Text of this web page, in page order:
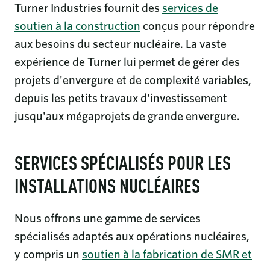
Turner Industries fournit des services de
soutien à la construction conçus pour répondre
aux besoins du secteur nucléaire. La vaste
expérience de Turner lui permet de gérer des
projets d'envergure et de complexité variables,
depuis les petits travaux d'investissement
jusqu'aux mégaprojets de grande envergure.
SERVICES SPÉCIALISÉS POUR LES
INSTALLATIONS NUCLÉAIRES
Nous offrons une gamme de services
spécialisés adaptés aux opérations nucléaires,
y compris un soutien à la fabrication de SMR et